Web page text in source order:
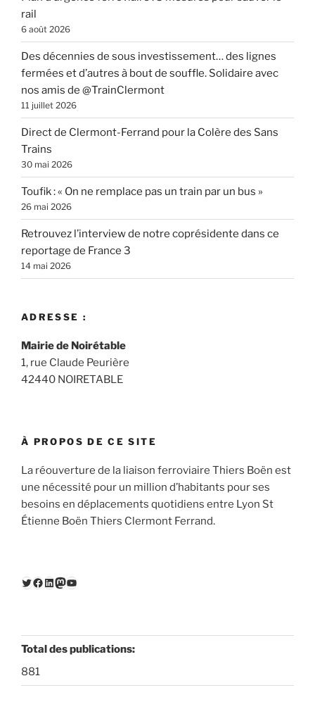
rail
6 août 2026
Des décennies de sous investissement… des lignes
fermées et d’autres à bout de souffle. Solidaire avec
nos amis de @TrainClermont
11 juillet 2026
Direct de Clermont-Ferrand pour la Colère des Sans
Trains
30 mai 2026
Toufik : « On ne remplace pas un train par un bus »
26 mai 2026
Retrouvez l’interview de notre coprésidente dans ce
reportage de France 3
14 mai 2026
ADRESSE :
Mairie de Noirétable
1, rue Claude Peurière
42440 NOIRETABLE
À PROPOS DE CE SITE
La réouverture de la liaison ferroviaire Thiers Boën est
une nécessité pour un million d’habitants pour ses
besoins en déplacements quotidiens entre Lyon St
Étienne Boën Thiers Clermont Ferrand.
Twitter
Facebook
LinkedIn
Mastodon
YouTube
Total des publications:
881